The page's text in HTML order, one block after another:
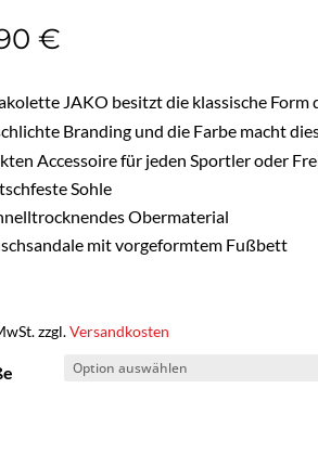
€
JAKO besitzt die klassische Form
Branding und die Farbe macht
Accessoire für jeden Sportler oder
Sohle
Obermaterial
mit vorgeformtem Fußbett
zzgl.Versandkosten